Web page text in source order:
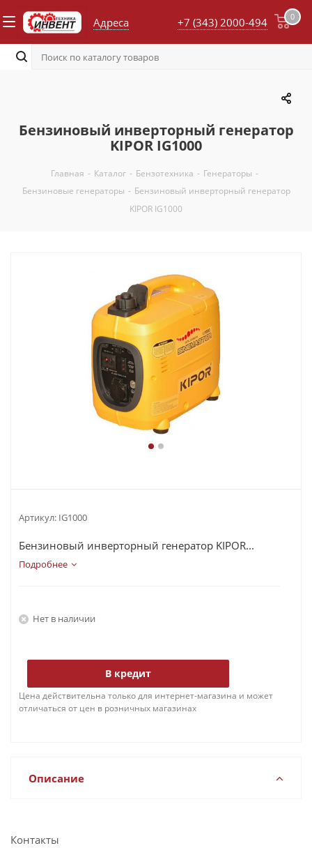
Адреса 0
+7 (343) 2000-494
Бензиновый инверторный генератор
KIPOR IG1000
Главная - Каталог - Бензотехника - Генераторы -
Бензиновые генераторы - Бензиновый инверторный генератор
KIPOR IG1000
Артикул: IG1000
Бензиновый инверторный генератор KIPOR...
Подробнее
Нет в наличии
В кредит
Цена действительна только для интернет-магазина и может
отличаться от цен в розничных магазинах
Описание
Контакты